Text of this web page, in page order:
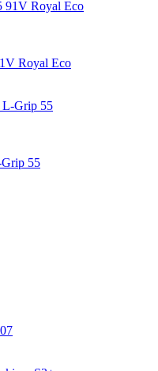
Royal Eco
55